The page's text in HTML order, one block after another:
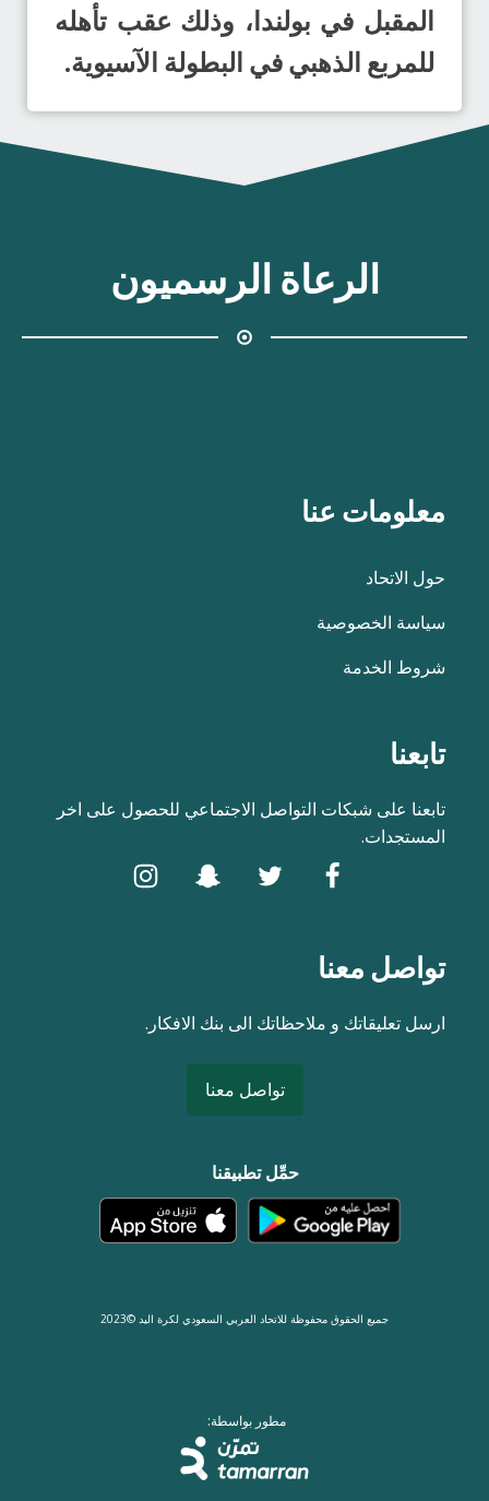
المقبل في بولندا، وذلك عقب تأهله
للمربع الذهبي في البطولة الآسيوية.
الرعاة الرسميون
معلومات عنا
حول الاتحاد
سياسة الخصوصية
شروط الخدمة
تابعنا
تابعنا على شبكات التواصل الاجتماعي للحصول على اخر
المستجدات.
تواصل معنا
ارسل تعليقاتك و ملاحظاتك الى بنك الافكار.
تواصل معنا
حمِّل تطبيقنا
جميع الحقوق محفوظة للاتحاد العربي السعودي لكرة اليد ©2023
مطور بواسطة: